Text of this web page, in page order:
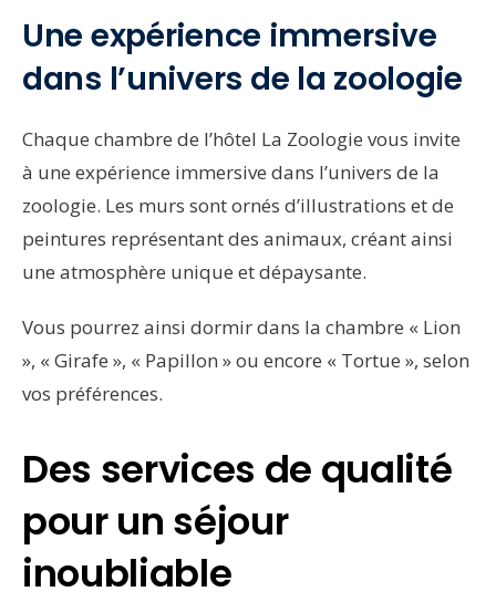
Une expérience immersive
dans l’univers de la zoologie
Chaque chambre de l’hôtel La Zoologie vous invite
à une expérience immersive dans l’univers de la
zoologie. Les murs sont ornés d’illustrations et de
peintures représentant des animaux, créant ainsi
une atmosphère unique et dépaysante.
Vous pourrez ainsi dormir dans la chambre « Lion
», « Girafe », « Papillon » ou encore « Tortue », selon
vos préférences.
Des services de qualité
pour un séjour
inoubliable